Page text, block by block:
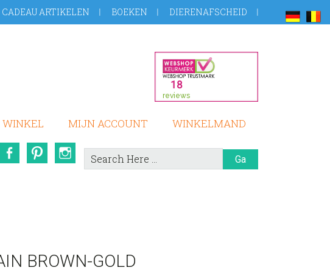
CADEAU ARTIKELEN BOEKEN DIERENAFSCHEID
WINKEL MIJN ACCOUNT WINKELMAND
Search
Here
TwitterFacebookPinterestInstagram
BROWN-GOLD